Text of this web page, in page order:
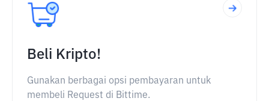
Beli Kripto!
Gunakan berbagai opsi pembayaran untuk
membeli Request di Bittime.